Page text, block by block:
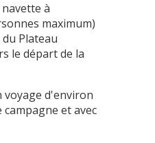
à
maximum)
Plateau
le départ de la
voyage d'environ
campagne et avec